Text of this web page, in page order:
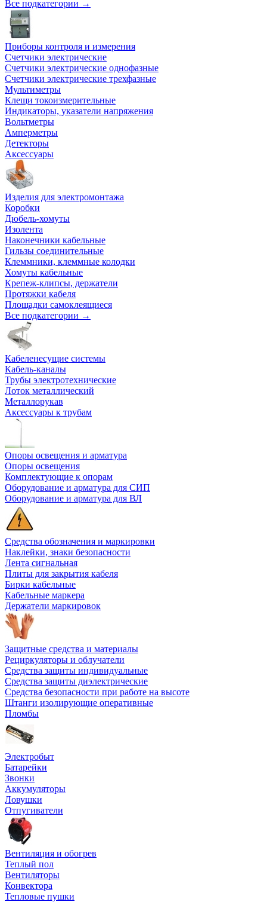
Все подкатегории →
Приборы контроля и измерения
Счетчики электрические
Счетчики электрические однофазные
Счетчики электрические трехфазные
Мультиметры
Клещи токоизмерительные
Индикаторы, указатели напряжения
Вольтметры
Амперметры
Детекторы
Аксессуары
Изделия для электромонтажа
Коробки
Дюбель-хомуты
Изолента
Наконечники кабельные
Гильзы соединительные
Клеммники, клеммные колодки
Хомуты кабельные
Крепеж-клипсы, держатели
Протяжки кабеля
Площадки самоклеящиеся
Все подкатегории →
Кабеленесущие системы
Кабель-каналы
Трубы электротехнические
Лоток металлический
Металлорукав
Аксессуары к трубам
Опоры освещения и арматура
Опоры освещения
Комплектующие к опорам
Оборудование и арматура для СИП
Оборудование и арматура для ВЛ
Средства обозначения и маркировки
Наклейки, знаки безопасности
Лента сигнальная
Плиты для закрытия кабеля
Бирки кабельные
Кабельные маркера
Держатели маркировок
Защитные средства и материалы
Рециркуляторы и облучатели
Средства защиты индивидуальные
Средства защиты диэлектрические
Средства безопасности при работе на высоте
Штанги изолирующие оперативные
Пломбы
Электробыт
Батарейки
Звонки
Аккумуляторы
Ловушки
Отпугиватели
Вентиляция и обогрев
Теплый пол
Вентиляторы
Конвектора
Тепловые пушки